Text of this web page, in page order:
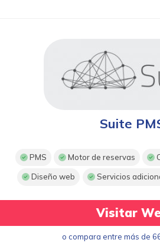
Suite
PMS Motor de reservas
Diseño web Servicios
Visitar
o compara entre más de